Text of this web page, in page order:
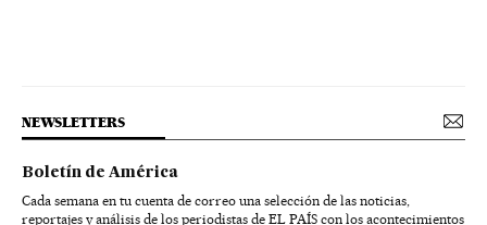
NEWSLETTERS
Boletín de América
Cada semana en tu cuenta de correo una selección de las noticias,
reportajes y análisis de los periodistas de EL PAÍS con los acontecimientos